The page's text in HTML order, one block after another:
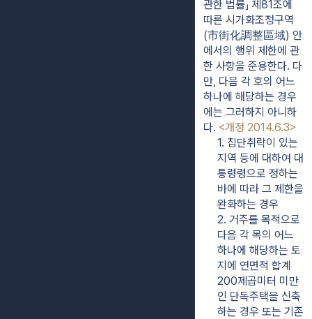
관한 법률」 제81조에
따른 시가화조정구역
(市街化調整區域) 안
에서의 행위 제한에 관
한 사항을 준용한다. 다
만, 다음 각 호의 어느
하나에 해당하는 경우
에는 그러하지 아니하
다. <개정 2014.6.3>
1. 집단취락이 있는
지역 등에 대하여 대
통령령으로 정하는
바에 따라 그 제한을
완화하는 경우
2. 거주를 목적으로
다음 각 목의 어느
하나에 해당하는 토
지에 연면적 합계
200제곱미터 미만
인 단독주택을 신축
하는 경우 또는 기존